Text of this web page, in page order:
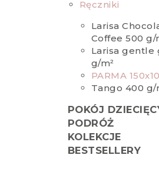
Ręczniki
Larisa
Coffee 500 g/
Larisa gentle
g/m²
PARMA
Tango 400 g/
POKÓJ
PODRÓŻ
KOLEKCJE
BESTSELLERY